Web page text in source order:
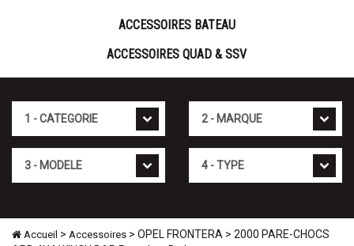
ACCESSOIRES BATEAU
ACCESSOIRES QUAD & SSV
Accueil > Accessoires > OPEL FRONTERA > 2000 PARE-CHOCS